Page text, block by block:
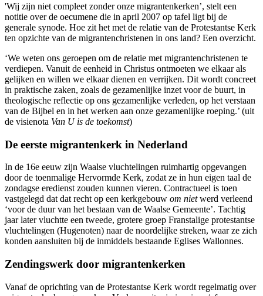
'Wij zijn niet compleet zonder onze migrantenkerken’, stelt een
notitie over de oecumene die in april 2007 op tafel ligt bij de
generale synode. Hoe zit het met de relatie van de Protestantse Kerk
ten opzichte van de migrantenchristenen in ons land? Een overzicht.
‘We weten ons geroepen om de relatie met migrantenchristenen te
verdiepen. Vanuit de eenheid in Christus ontmoeten we elkaar als
gelijken en willen we elkaar dienen en verrijken. Dit wordt concreet
in praktische zaken, zoals de gezamenlijke inzet voor de buurt, in
theologische reflectie op ons gezamenlijke verleden, op het verstaan
van de Bijbel en in het werken aan onze gezamenlijke roeping.’ (uit
de visienota Van U is de toekomst)
De eerste migrantenkerk in Nederland
In de 16e eeuw zijn Waalse vluchtelingen ruimhartig opgevangen
door de toenmalige Hervormde Kerk, zodat ze in hun eigen taal de
zondagse eredienst zouden kunnen vieren. Contractueel is toen
vastgelegd dat dat recht op een kerkgebouw om nietwerd verleend
‘voor de duur van het bestaan van de Waalse Gemeente’. Tachtig
jaar later vluchtte een tweede, grotere groep Franstalige protestantse
vluchtelingen (Hugenoten) naar de noordelijke streken, waar ze zich
konden aansluiten bij de inmiddels bestaande Eglises Wallonnes.
Zendingswerk door migrantenkerken
Vanaf de oprichting van de Protestantse Kerk wordt regelmatig over